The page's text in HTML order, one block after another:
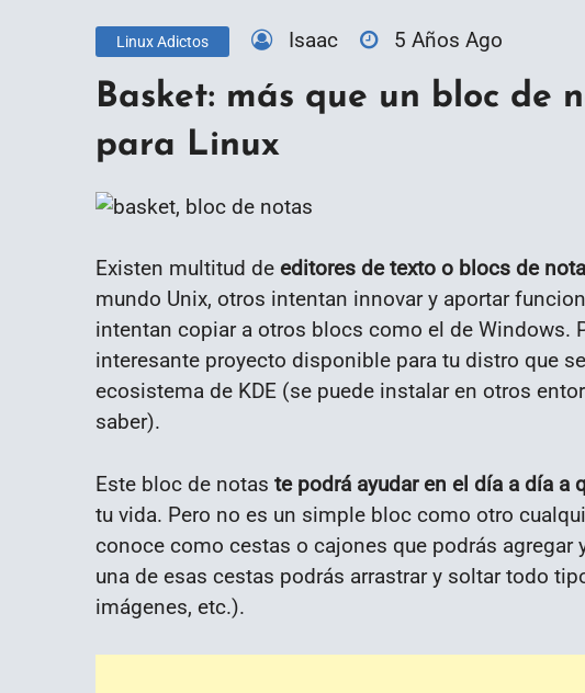
Linux Adictos Isaac 5 Años Ago
Basket: más que un bloc de
para Linux
Existen multitud de editores de texto o blocs de
mundo Unix, otros intentan innovar y aportar
intentan copiar a otros blocs como el de Windows.
interesante proyecto disponible para tu distro que
ecosistema de KDE (se puede instalar en otros
saber).
Este bloc de notas te podrá ayudar en el día a día a
tu vida. Pero no es un simple bloc como otro
conoce como cestas o cajones que podrás agregar
una de esas cestas podrás arrastrar y soltar todo
imágenes, etc.).